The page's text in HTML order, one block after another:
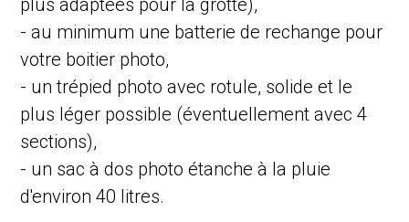
plus adaptées pour la grotte),
- au minimum une batterie de rechange pour
votre boitier photo,
- un trépied photo avec rotule, solide et le
plus léger possible (éventuellement avec 4
sections),
- un sac à dos photo étanche à la pluie
d'environ 40 litres.